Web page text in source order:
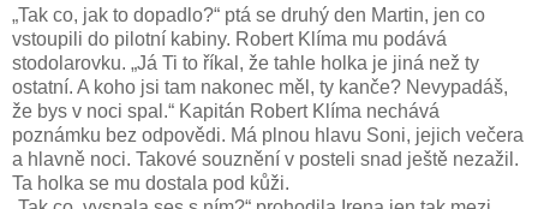
„Tak co, jak to dopadlo?“ ptá se druhý den Martin, jen co
vstoupili do pilotní kabiny. Robert Klíma mu podává
stodolarovku. „Já Ti to říkal, že tahle holka je jiná než ty
ostatní. A koho jsi tam nakonec měl, ty kanče? Nevypadáš,
že bys v noci spal.“ Kapitán Robert Klíma nechává
poznámku bez odpovědi. Má plnou hlavu Soni, jejich večera
a hlavně noci. Takové souznění v posteli snad ještě nezažil.
Ta holka se mu dostala pod kůži.